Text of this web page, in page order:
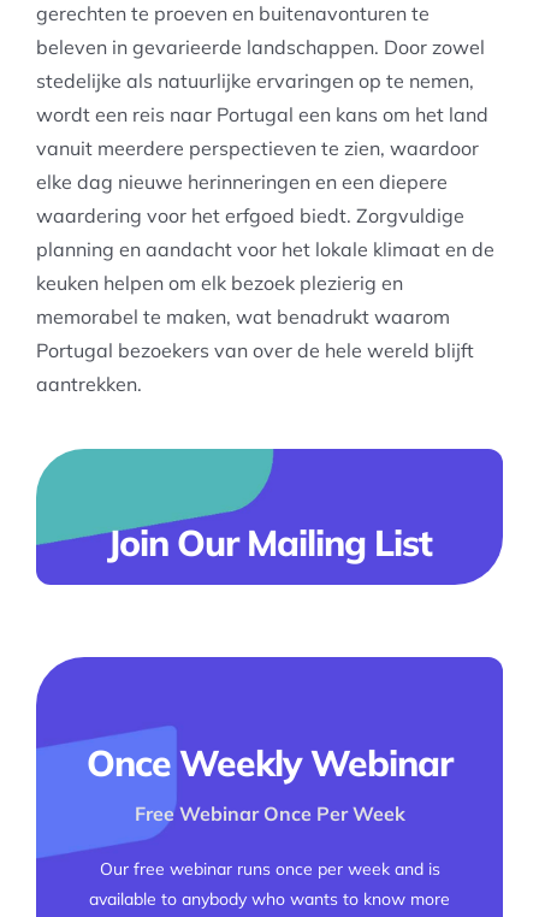
gerechten te proeven en buitenavonturen te
beleven in gevarieerde landschappen. Door zowel
stedelijke als natuurlijke ervaringen op te nemen,
wordt een reis naar Portugal een kans om het land
vanuit meerdere perspectieven te zien, waardoor
elke dag nieuwe herinneringen en een diepere
waardering voor het erfgoed biedt. Zorgvuldige
planning en aandacht voor het lokale klimaat en de
keuken helpen om elk bezoek plezierig en
memorabel te maken, wat benadrukt waarom
Portugal bezoekers van over de hele wereld blijft
aantrekken.
Join Our Mailing List
Once Weekly Webinar
Free Webinar Once Per Week
Our free webinar runs once per week and is
available to anybody who wants to know more